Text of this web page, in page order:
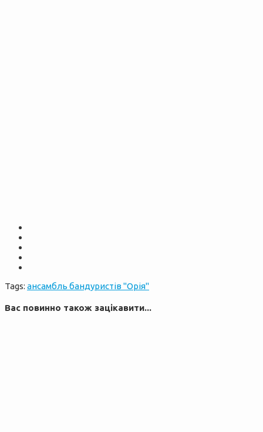
Tags: ансамбль бандуристів "Орія"
Вас повинно також зацікавити...